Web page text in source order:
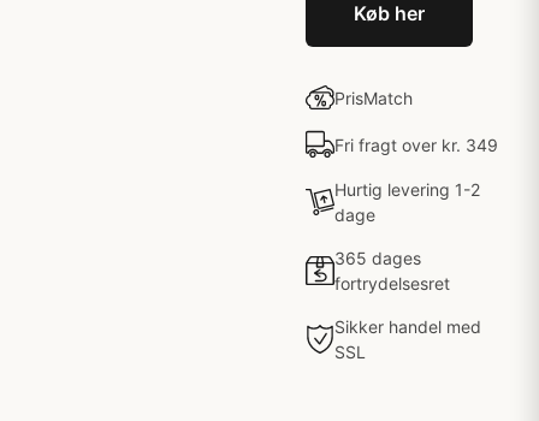
Køb her
PrisMatch
Fri fragt over kr. 349
Hurtig levering 1-2
dage
365 dages
fortrydelsesret
Sikker handel med
SSL